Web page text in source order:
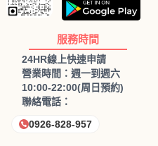
服務時間
24HR線上快速申請
營業時間：週一到週六
10:00-22:00(周日預約)
聯絡電話：
0926-828-957